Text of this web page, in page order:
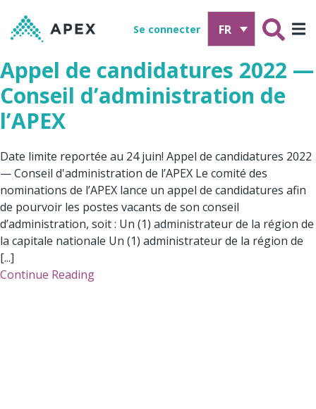
Se connecter FR
Appel de candidatures 2022 —
Conseil d’administration de
l’APEX
Date limite reportée au 24 juin! Appel de candidatures 2022
— Conseil d'administration de l’APEX Le comité des
nominations de l’APEX lance un appel de candidatures afin
de pourvoir les postes vacants de son conseil
d’administration, soit : Un (1) administrateur de la région de
la capitale nationale Un (1) administrateur de la région de
[...]
Continue Reading